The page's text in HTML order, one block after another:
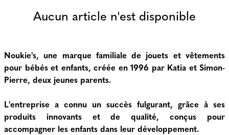
Aucun article n'est disponible
Noukie's, une marque familiale de jouets et vêtements
pour bébés et enfants, créée en 1996 par Katia et Simon-
Pierre, deux jeunes parents.
L'entreprise a connu un succès fulgurant, grâce à ses
produits innovants et de qualité, conçus pour
accompagner les enfants dans leur développement.